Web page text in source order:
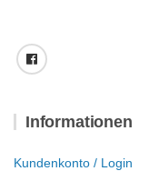
Informationen
Kundenkonto / Login